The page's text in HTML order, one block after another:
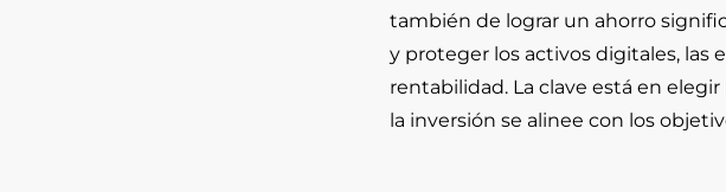
también de lograr un ahorro
y proteger los activos digitales, las
rentabilidad. La clave está en
la inversión se alinee con los